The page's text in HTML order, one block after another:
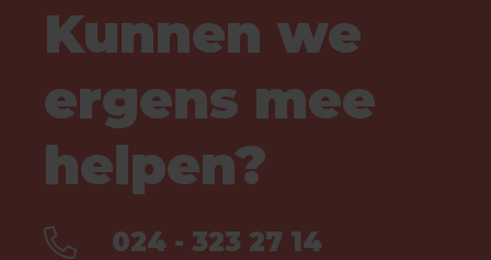
Kunnen we
ergens mee
helpen?
024 - 323 27 14